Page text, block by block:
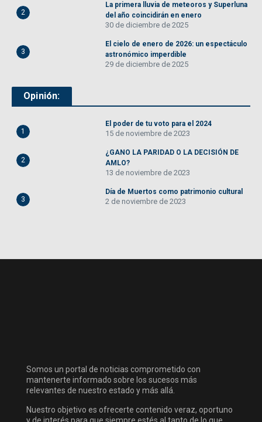
2
La primera lluvia de meteoros y Superluna
del año coincidirán en enero
30 de diciembre de 2025
3
El cielo de enero de 2026: un espectáculo
astronómico imperdible
29 de diciembre de 2025
Opinión:
1
El poder de tu voto para el 2024
15 de noviembre de 2023
2
¿GANO LA PARIDAD O LA DECISIÓN DE
AMLO?
13 de noviembre de 2023
3
Día de Muertos como patrimonio cultural
2 de noviembre de 2023
Somos un portal de noticias comprometido con
mantenerte informado sobre los sucesos más
relevantes de nuestro estado y más allá.
Nuestro objetivo es ofrecerte contenido veraz, oportuno